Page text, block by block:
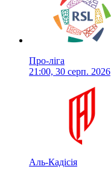
Про-ліга
21:00, 30 серп. 2026
Аль-Кадісія